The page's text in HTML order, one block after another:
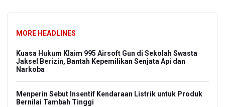
MORE HEADLINES
Kuasa Hukum Klaim 995 Airsoft Gun di Sekolah Swasta
Jaksel Berizin, Bantah Kepemilikan Senjata Api dan
Narkoba
Menperin Sebut Insentif Kendaraan Listrik untuk Produk
Bernilai Tambah Tinggi